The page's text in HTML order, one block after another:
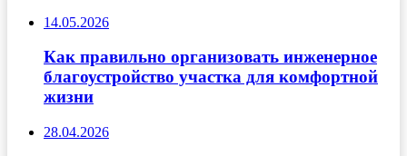
14.05.2026
Как правильно организовать инженерное
благоустройство участка для комфортной
жизни
28.04.2026